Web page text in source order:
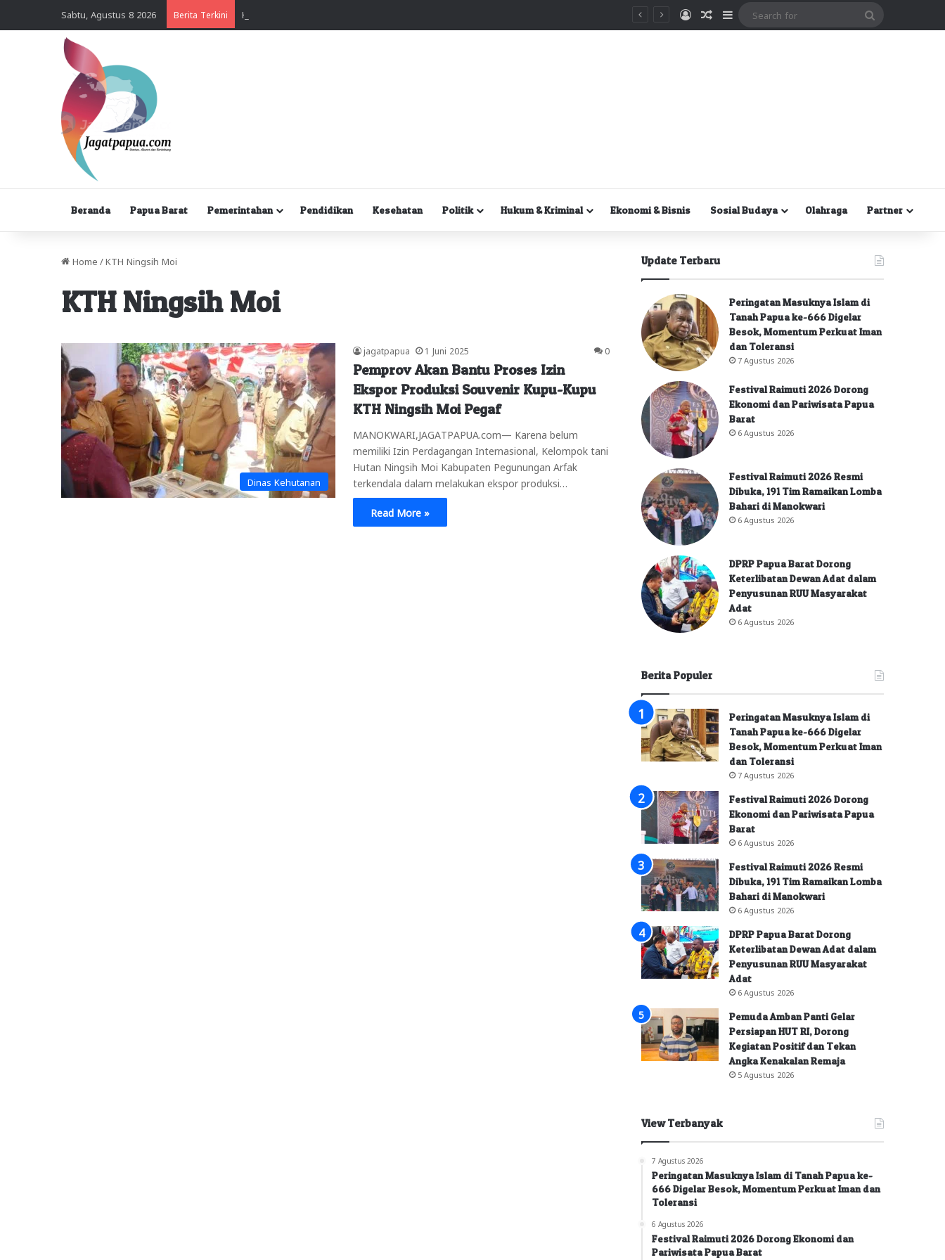
Sabtu, Agustus 8 2026 Berita Terkini MasukRandom Article
Sidebar
Beranda Papua Barat Pemerintahan Pendidikan Kesehatan Politik Hukum & Kriminal Ekonomi & Bisnis Sosial Budaya Olahraga Partner
Home / KTH Ningsih Moi
KTH Ningsih Moi
Dinas Kehutanan
jagatpapua 1 Juni 2025 0
Pemprov Akan Bantu Proses Izin
Ekspor Produksi Souvenir Kupu-Kupu
KTH Ningsih Moi Pegaf
MANOKWARI,JAGATPAPUA.com— Karena belum
memiliki Izin Perdagangan Internasional, Kelompok tani
Hutan Ningsih Moi Kabupaten Pegunungan Arfak
terkendala dalam melakukan ekspor produksi…
Read More »
Update Terbaru
Peringatan Masuknya Islam di
Tanah Papua ke-666 Digelar
Besok, Momentum Perkuat Iman
dan Toleransi
7 Agustus 2026
Festival Raimuti 2026 Dorong
Ekonomi dan Pariwisata Papua
Barat
6 Agustus 2026
Festival Raimuti 2026 Resmi
Dibuka, 191 Tim Ramaikan Lomba
Bahari di Manokwari
6 Agustus 2026
DPRP Papua Barat Dorong
Keterlibatan Dewan Adat dalam
Penyusunan RUU Masyarakat
Adat
6 Agustus 2026
Berita Populer
Peringatan Masuknya Islam di
Tanah Papua ke-666 Digelar
Besok, Momentum Perkuat Iman
dan Toleransi
7 Agustus 2026
Festival Raimuti 2026 Dorong
Ekonomi dan Pariwisata Papua
Barat
6 Agustus 2026
Festival Raimuti 2026 Resmi
Dibuka, 191 Tim Ramaikan Lomba
Bahari di Manokwari
6 Agustus 2026
DPRP Papua Barat Dorong
Keterlibatan Dewan Adat dalam
Penyusunan RUU Masyarakat
Adat
6 Agustus 2026
Pemuda Amban Panti Gelar
Persiapan HUT RI, Dorong
Kegiatan Positif dan Tekan
Angka Kenakalan Remaja
5 Agustus 2026
View Terbanyak
7 Agustus 2026
Peringatan Masuknya Islam di Tanah Papua ke-
666 Digelar Besok, Momentum Perkuat Iman dan
Toleransi
6 Agustus 2026
Festival Raimuti 2026 Dorong Ekonomi dan
Pariwisata Papua Barat